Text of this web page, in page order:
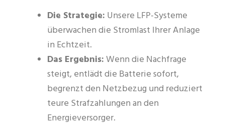
Die Strategie: Unsere LFP-Systeme
überwachen die Stromlast Ihrer Anlage
in Echtzeit.
Das Ergebnis:Wenn die Nachfrage
steigt, entlädt die Batterie sofort,
begrenzt den Netzbezug und reduziert
teure Strafzahlungen an den
Energieversorger.